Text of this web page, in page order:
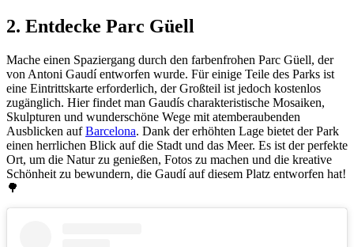
2. Entdecke Parc Güell
Mache einen Spaziergang durch den farbenfrohen Parc Güell, der
von Antoni Gaudí entworfen wurde. Für einige Teile des Parks ist
eine Eintrittskarte erforderlich, der Großteil ist jedoch kostenlos
zugänglich. Hier findet man Gaudís charakteristische Mosaiken,
Skulpturen und wunderschöne Wege mit atemberaubenden
Ausblicken aufBarcelona. Dank der erhöhten Lage bietet der Park
einen herrlichen Blick auf die Stadt und das Meer. Es ist der perfekte
Ort, um die Natur zu genießen, Fotos zu machen und die kreative
Schönheit zu bewundern, die Gaudí auf diesem Platz entworfen hat!
🌳